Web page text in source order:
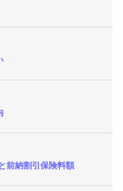
前納割引保険料額